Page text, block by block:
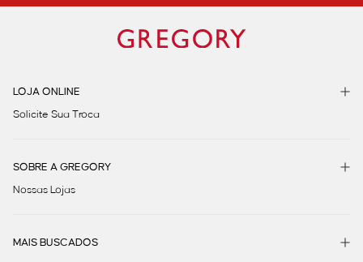
LOJA ONLINE
Solicite Sua Troca
SOBRE A GREGORY
Nossas Lojas
MAIS BUSCADOS